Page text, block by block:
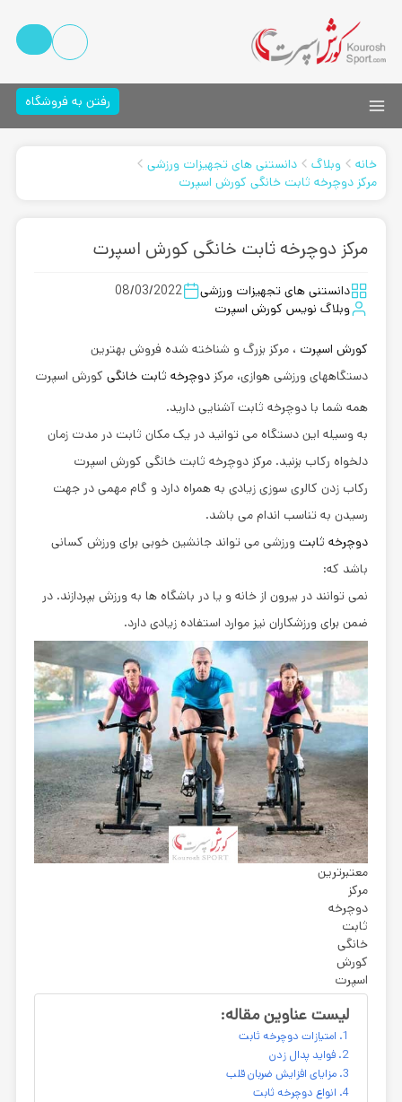
رفتن به فروشگاه
خانه وبلاگ
دانستنی های تجهیزات ورزشی
مرکز دوچرخه ثابت خانگی کورش اسپرت
مرکز دوچرخه ثابت خانگی کورش اسپرت
دانستنی های تجهیزات ورزشی
08/03/2022
وبلاگ نویس کورش اسپرت
کورش اسپرت ، مرکز بزرگ و شناخته شده فروش بهترین
دستگاههای ورزشی هوازی، مرکز دوچرخه ثابت خانگیکورش اسپرت
همه شما با دوچرخه ثابت آشنایی دارید.
به وسیله این دستگاه می توانید در یک مکان ثابت در مدت زمان
دلخواه رکاب بزنید. مرکز دوچرخه ثابت خانگی کورش اسپرت
رکاب زدن کالری سوزی زیادی به همراه دارد و گام مهمی در جهت
رسیدن به تناسب اندام می باشد.
دوچرخه ثابت ورزشی می تواند جانشین خوبی برای ورزش کسانی
باشد که:
نمی توانند در بیرون از خانه و یا در باشگاه ها به ورزش بپردازند. در
ضمن برای ورزشکاران نیز موارد استفاده زیادی دارد.
معتبرترین
مرکز
دوچرخه
ثابت
خانگی
کورش
اسپرت
لیست عناوین مقاله:
امتیازات دوچرخه ثابت
فواید پدال زدن
مزایای افزایش ضربان قلب
انواع دوچرخه ثابت